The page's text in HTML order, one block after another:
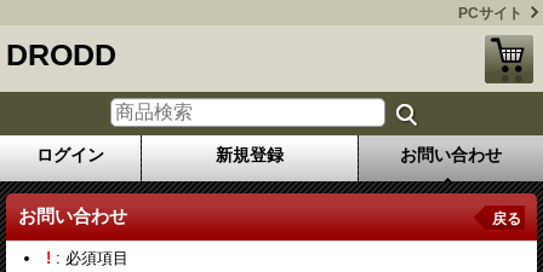
PCサイト
DRODD
ログイン 新規登録 お問い合わせ
お問い合わせ 戻る
! : 必須項目